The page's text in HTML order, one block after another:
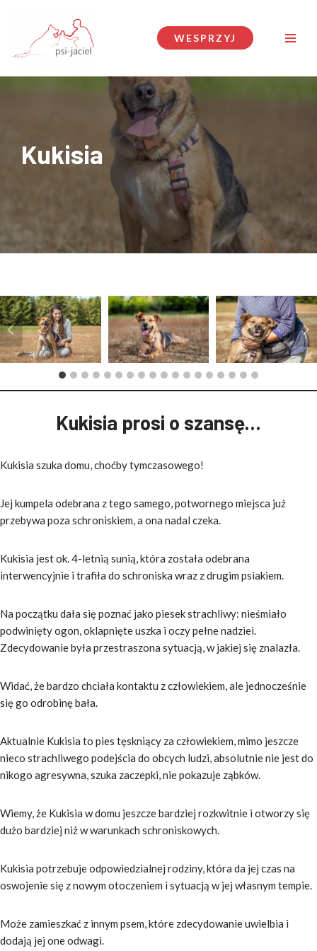
Przejdź
do
WESPRZYJ
Kukisia
Kukisia prosi o szansę…
Kukisia szuka domu, choćby tymczasowego!
Jej kumpela odebrana z tego samego, potwornego miejsca już
przebywa poza schroniskiem, a ona nadal czeka.
Kukisia jest ok. 4-letnią sunią, która została odebrana
interwencyjnie i trafiła do schroniska wraz z drugim psiakiem.
Na początku dała się poznać jako piesek strachliwy: nieśmiało
podwinięty ogon, oklapnięte uszka i oczy pełne nadziei.
Zdecydowanie była przestraszona sytuacją, w jakiej się znalazła.
Widać, że bardzo chciała kontaktu z człowiekiem, ale jednocześnie
się go odrobinę bała.
Aktualnie Kukisia to pies tęskniący za człowiekiem, mimo jeszcze
nieco strachliwego podejścia do obcych ludzi, absolutnie nie jest do
nikogo agresywna, szuka zaczepki, nie pokazuje ząbków.
Wiemy, że Kukisia w domu jeszcze bardziej rozkwitnie i otworzy się
dużo bardziej niż w warunkach schroniskowych.
Kukisia potrzebuje odpowiedzialnej rodziny, która da jej czas na
oswojenie się z nowym otoczeniem i sytuacją w jej własnym tempie.
Może zamieszkać z innym psem, które zdecydowanie uwielbia i
dodają jej one odwagi.